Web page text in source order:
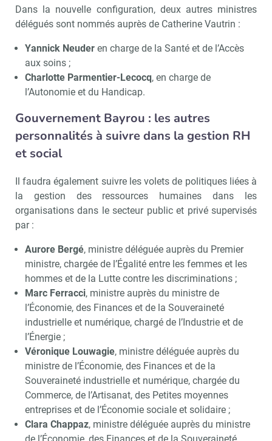
Dans la nouvelle configuration, deux autres ministres
délégués sont nommés auprès de Catherine Vautrin :
Yannick Neuderen charge de la Santé et de l’Accès
aux soins ;
Charlotte Parmentier-Lecocq, en charge de
l’Autonomie et du Handicap.
Gouvernement Bayrou : les autres
personnalités à suivre dans la gestion RH
et social
Il faudra également suivre les volets de politiques liées à
la gestion des ressources humaines dans les
organisations dans le secteur public et privé supervisés
par :
Aurore Bergé, ministre déléguée auprès du Premier
ministre, chargée de l’Égalité entre les femmes et les
hommes et de la Lutte contre les discriminations ;
Marc Ferracci, ministre auprès du ministre de
l’Économie, des Finances et de la Souveraineté
industrielle et numérique, chargé de l’Industrie et de
l’Énergie ;
Véronique Louwagie, ministre déléguée auprès du
ministre de l’Économie, des Finances et de la
Souveraineté industrielle et numérique, chargée du
Commerce, de l’Artisanat, des Petites moyennes
entreprises et de l’Économie sociale et solidaire ;
Clara Chappaz, ministre déléguée auprès du ministre